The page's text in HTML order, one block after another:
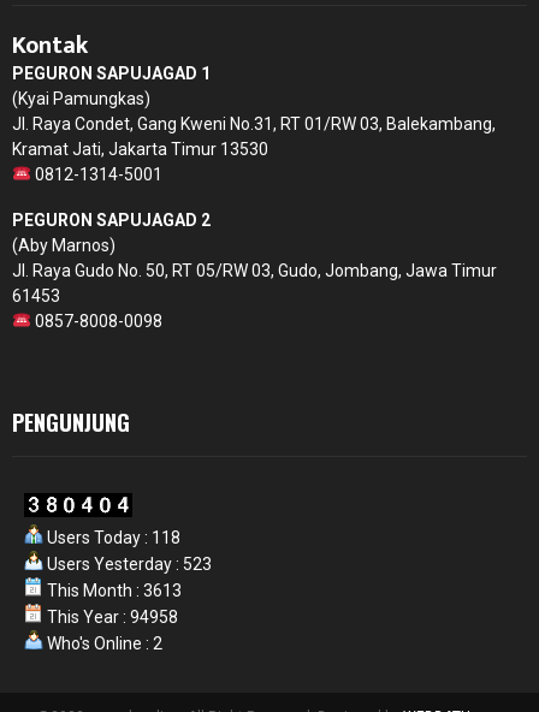
Kontak
PEGURON SAPUJAGAD 1
(Kyai Pamungkas)
Jl. Raya Condet, Gang Kweni No.31, RT 01/RW 03, Balekambang,
Kramat Jati, Jakarta Timur 13530
0812-1314-5001
PEGURON SAPUJAGAD 2
(Aby Marnos)
Jl. Raya Gudo No. 50, RT 05/RW 03, Gudo, Jombang, Jawa Timur
61453
0857-8008-0098
PENGUNJUNG
Users Today : 118
Users Yesterday : 523
This Month : 3613
This Year : 94958
Who's Online : 2